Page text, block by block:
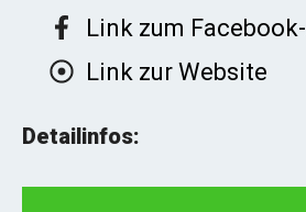
Link zum
Link zur Website
Detailinfos: